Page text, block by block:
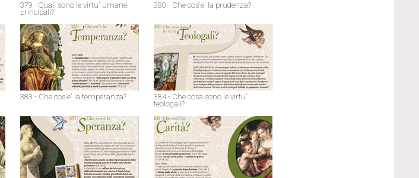
379 - Quali sono le virtu' umane
principali?
380 - Che cos'e' la prudenza?
383 - Che cos'e' la temperanza?
384 - Che cosa sono le virtu'
teologali?